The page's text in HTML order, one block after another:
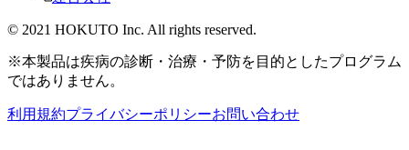
© 2021 HOKUTO Inc. All rights reserved.
※本製品は疾病の診断・治療・予防を目的としたプログラム
ではありません。
利用規約プライバシーポリシーお問い合わせ